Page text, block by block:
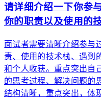
请详细介绍一下你参
你的职责以及使用的
面试者需要清晰介绍参与
责、使用的技术栈、遇到
和个人收获。重点突出自
的思考过程、解决问题的
结构清晰，重点突出，体